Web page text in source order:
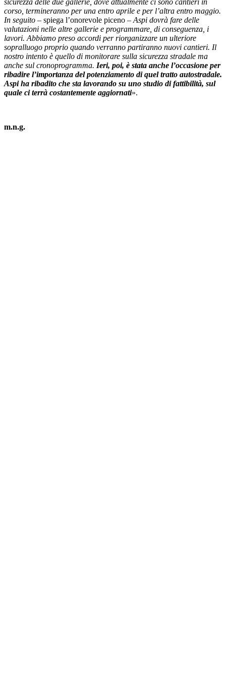
corso, termineranno per una entro aprile e per l’altra entro maggio.
In seguito – spiega l’onorevole piceno – Aspi dovrà fare delle
valutazioni nelle altre gallerie e programmare, di conseguenza, i
lavori. Abbiamo preso accordi per riorganizzare un ulteriore
sopralluogo proprio quando verranno partiranno nuovi cantieri. Il
nostro intento è quello di monitorare sulla sicurezza stradale ma
anche sul cronoprogramma. Ieri, poi, è stata anche l’occasione per
ribadire l’importanza del potenziamento di quel tratto autostradale.
Aspi ha ribadito che sta lavorando su uno studio di fattibilità, sul
quale ci terrà costantemente aggiornati».
m.n.g.